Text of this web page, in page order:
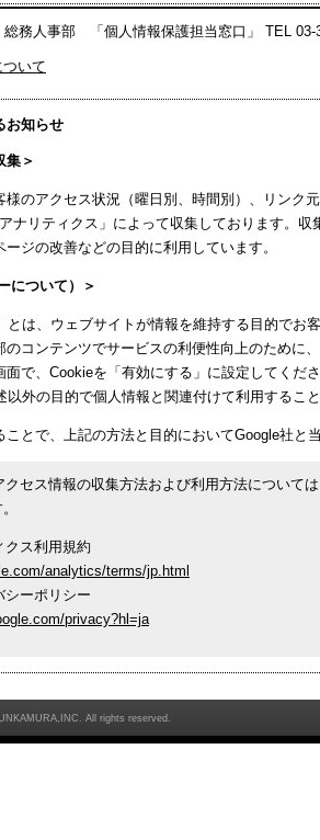
務人事部 「個人情報保護担当窓口」 TEL 03-
いて
お知らせ
集＞
様のアクセス状況（曜日別、時間別）、リンク
ナリティクス」によって収集しております。
ジの改善などの目的に利用しています。
について）＞
とは、ウェブサイトが情報を維持する目的で
のコンテンツでサービスの利便性向上のために
面で、Cookieを「有効にする」に設定してくだ
以外の目的で個人情報と関連付けて利用するこ
ことで、上記の方法と目的においてGoogle社
クセス情報の収集方法および利用方法について
クス利用規約
analytics/terms/jp.html
シーポリシー
privacy?hl=ja
All rights reserved.